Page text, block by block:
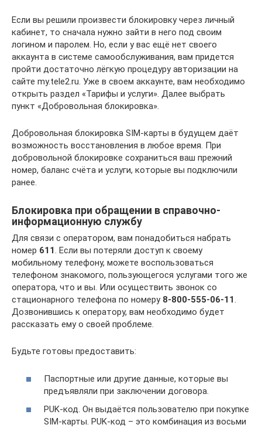
Если вы решили произвести блокировку через личный
кабинет, то сначала нужно зайти в него под своим
логином и паролем. Но, если у вас ещё нет своего
аккаунта в системе самообслуживания, вам придется
пройти достаточно лёгкую процедуру авторизации на
сайте my.tele2.ru. Уже в своем аккаунте, вам необходимо
открыть раздел «Тарифы и услуги». Далее выбрать
пункт «Добровольная блокировка».
Добровольная блокировка SIM-карты в будущем даёт
возможность восстановления в любое время. При
добровольной блокировке сохраниться ваш прежний
номер, баланс счёта и услуги, которые вы подключили
ранее.
Блокировка при обращении в справочно-
информационную службу
Для связи с оператором, вам понадобиться набрать
номер 611. Если вы потеряли доступ к своему
мобильному телефону, можете воспользоваться
телефоном знакомого, пользующегося услугами того же
оператора, что и вы. Или осуществить звонок со
стационарного телефона по номеру 8-800-555-06-11.
Дозвонившись к оператору, вам необходимо будет
рассказать ему о своей проблеме.
Будьте готовы предоставить:
Паспортные или другие данные, которые вы
предъявляли при заключении договора.
PUK-код. Он выдаётся пользователю при покупке
SIM-карты. PUK-код – это комбинация из восьми